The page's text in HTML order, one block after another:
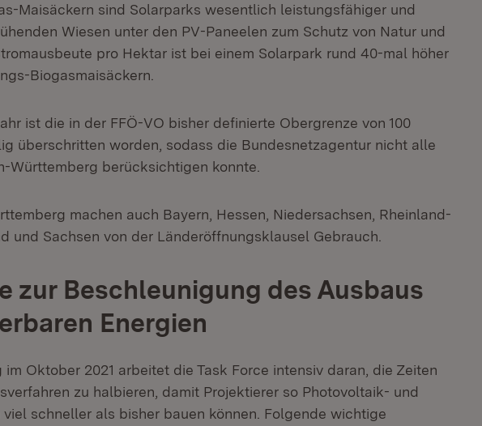
Maisäckern sind Solarparks wesentlich leistungsfähiger und
Wiesen unter den PV-Paneelen zum Schutz von Natur und
pro Hektar ist bei einem Solarpark rund 40-mal höher
Biogasmaisäckern.
ist die in der FFÖ-VO bisher definierte Obergrenze von 100
überschritten worden, sodass die Bundesnetzagentur nicht alle
Württemberg berücksichtigen konnte.
machen auch Bayern, Hessen, Niedersachsen, Rheinland-
und Sachsen von der Länderöffnungsklausel Gebrauch.
zur Beschleunigung des Ausbaus
Energien
im Oktober 2021 arbeitet die Task Force intensiv daran, die Zeiten
zu halbieren, damit Projektierer so Photovoltaik- und
schneller als bisher bauen können. Folgende wichtige